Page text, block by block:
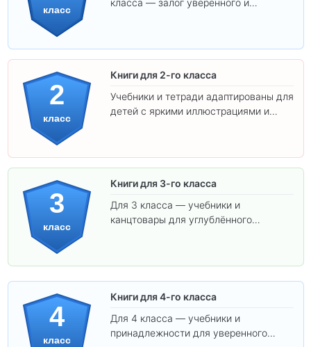
класс
2
класс
Книги для 2-го класса
Учебники и тетради адаптированы для
детей с яркими иллюстрациями и
3
класс
Книги для 3-го класса
Для 3 класса — учебники и
канцтовары для углублённого
4
класс
Книги для 4-го класса
Для 4 класса — учебники и
принадлежности для уверенного